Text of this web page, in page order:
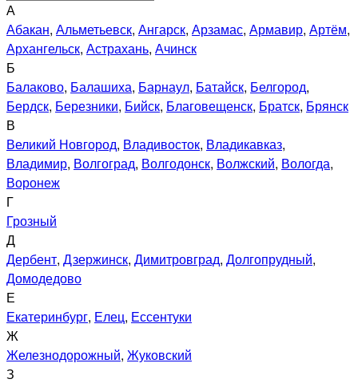
А
Абакан, Альметьевск, Ангарск, Арзамас, Армавир, Артём,
Архангельск, Астрахань, Ачинск
Б
Балаково, Балашиха, Барнаул, Батайск, Белгород,
Бердск, Березники, Бийск, Благовещенск, Братск, Брянск
В
Великий Новгород, Владивосток, Владикавказ,
Владимир, Волгоград, Волгодонск, Волжский, Вологда,
Воронеж
Г
Грозный
Д
Дербент, Дзержинск, Димитровград, Долгопрудный,
Домодедово
Е
Екатеринбург, Елец, Ессентуки
Ж
Железнодорожный, Жуковский
З